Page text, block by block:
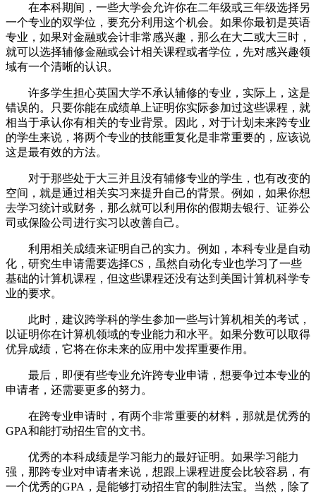
在本科期间，一些大学会允许你在二年级或三年级选择另
一个专业的双学位，要充分利用这个机会。如果你最初是英语
专业，如果对金融或会计非常感兴趣，那么在大二或大三时，
就可以选择辅修金融或会计相关课程或者学位，先对感兴趣领
域有一个清晰的认识。
许多学生担心英国大学不承认辅修的专业，实际上，这是
错误的。只要你能在成绩单上证明你实际参加过这些课程，就
相当于承认你有相关的专业背景。因此，对于计划未来跨专业
的学生来说，将两个专业的技能重复化是非常重要的，应该说
这是最有效的方法。
对于那些处于大三并且没有辅修专业的学生，也有改变的
空间，就是通过相关实习来提升自己的背景。例如，如果你想
去学习统计或财务，那么就可以利用你的假期去银行、证券公
司或保险公司进行实习以改善自己。
利用相关成绩来证明自己的实力。例如，本科专业是自动
化，研究生申请需要选择CS，虽然自动化专业也学习了一些
基础的计算机课程，但这些课程还没有达到美国计算机科学专
业的要求。
此时，建议跨学科的学生参加一些与计算机相关的考试，
以证明你在计算机领域的专业能力和水平。如果分数可以取得
优异成绩，它将在你未来的应用中发挥重要作用。
最后，即便有些专业允许跨专业申请，想要争过本专业的
申请者，还需要更多的努力。
在跨专业申请时，有两个非常重要的材料，那就是优秀的
GPA和能打动招生官的文书。
优秀的本科成绩是学习能力的最好证明。如果学习能力
强，那跨专业对申请者来说，想跟上课程进度会比较容易，有
一个优秀的GPA，是能够打动招生官的制胜法宝。当然，除了